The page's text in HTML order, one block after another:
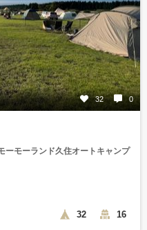
32 0
ーモーランド久住オートキャンプ
32 16